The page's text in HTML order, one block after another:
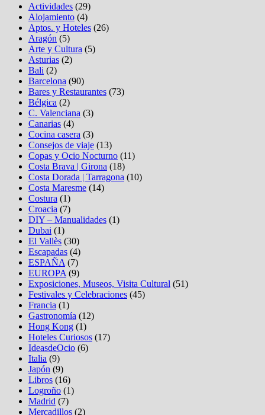
Actividades (29)
Alojamiento (4)
Aptos. y Hoteles (26)
Aragón (5)
Arte y Cultura (5)
Asturias (2)
Bali (2)
Barcelona (90)
Bares y Restaurantes (73)
Bélgica (2)
C. Valenciana (3)
Canarias (4)
Cocina casera (3)
Consejos de viaje (13)
Copas y Ocio Nocturno (11)
Costa Brava | Girona (18)
Costa Dorada | Tarragona (10)
Costa Maresme (14)
Costura (1)
Croacia (7)
DIY – Manualidades (1)
Dubai (1)
El Vallès (30)
Escapadas (4)
ESPAÑA (7)
EUROPA (9)
Exposiciones, Museos, Visita Cultural (51)
Festivales y Celebraciones (45)
Francia (1)
Gastronomía (12)
Hong Kong (1)
Hoteles Curiosos (17)
IdeasdeOcio (6)
Italia (9)
Japón (9)
Libros (16)
Logroño (1)
Madrid (7)
Mercadillos (2)